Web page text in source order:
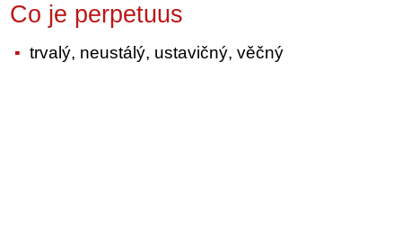
Co je perpetuus
trvalý, neustálý, ustavičný, věčný